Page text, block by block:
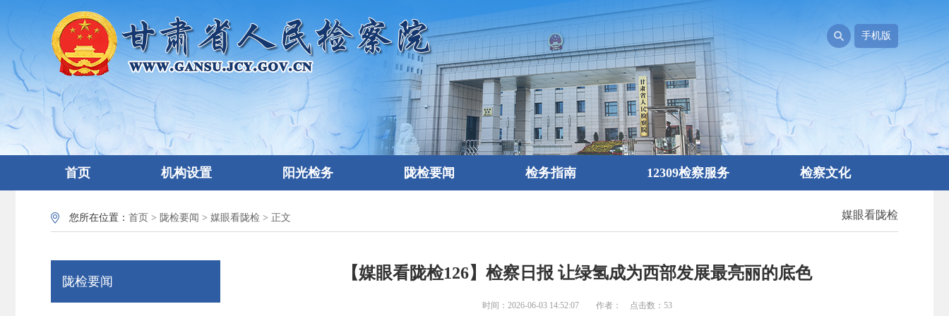
手机版
首页 机构设置 阳光检务 陇检要闻 检务指南 12309检察服务 检察文化
您所在位置： 首页 > 陇检要闻 > 媒眼看陇检 > 正文 媒眼看陇检
陇检要闻 【媒眼看陇检126】检察日报 让绿氢成为西部发展最亮丽的底色
时间：2026-06-03 14:52:07 作者： 点击数： 53